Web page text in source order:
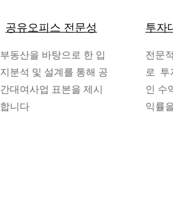
공유오피스 전문성
​부동산을 바탕으로 한 입
지분석 및 설계를 통해 공
간대여사업 표본을 제시
합니다
투자
전문
로 투
인 수
익률